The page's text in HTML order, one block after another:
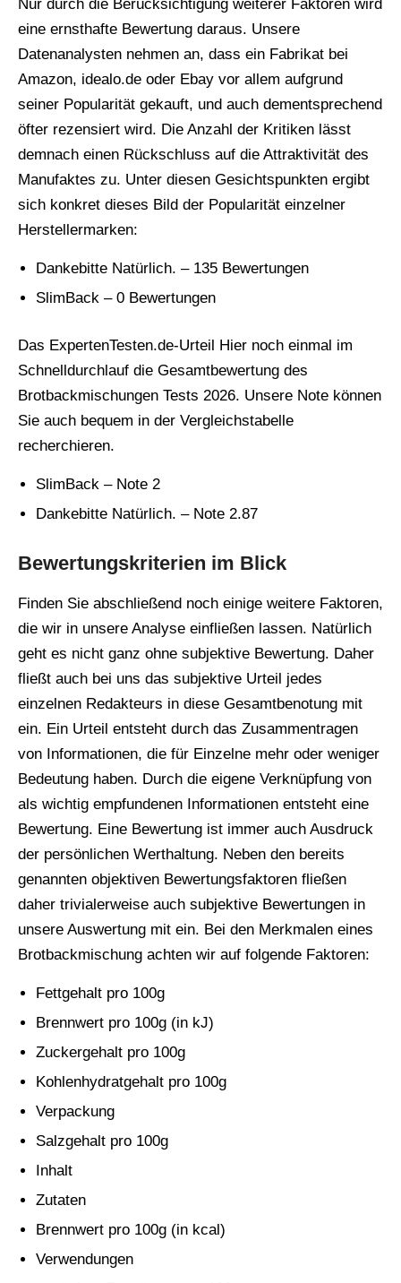
Nur durch die Berücksichtigung weiterer Faktoren wird
eine ernsthafte Bewertung daraus. Unsere
Datenanalysten nehmen an, dass ein Fabrikat bei
Amazon, idealo.de oder Ebay vor allem aufgrund
seiner Popularität gekauft, und auch dementsprechend
öfter rezensiert wird. Die Anzahl der Kritiken lässt
demnach einen Rückschluss auf die Attraktivität des
Manufaktes zu. Unter diesen Gesichtspunkten ergibt
sich konkret dieses Bild der Popularität einzelner
Herstellermarken:
Dankebitte Natürlich. – 135 Bewertungen
SlimBack – 0 Bewertungen
Das ExpertenTesten.de-Urteil Hier noch einmal im
Schnelldurchlauf die Gesamtbewertung des
Brotbackmischungen Tests 2026. Unsere Note können
Sie auch bequem in der Vergleichstabelle
recherchieren.
SlimBack – Note 2
Dankebitte Natürlich. – Note 2.87
Bewertungskriterien im Blick
Finden Sie abschließend noch einige weitere Faktoren,
die wir in unsere Analyse einfließen lassen. Natürlich
geht es nicht ganz ohne subjektive Bewertung. Daher
fließt auch bei uns das subjektive Urteil jedes
einzelnen Redakteurs in diese Gesamtbenotung mit
ein. Ein Urteil entsteht durch das Zusammentragen
von Informationen, die für Einzelne mehr oder weniger
Bedeutung haben. Durch die eigene Verknüpfung von
als wichtig empfundenen Informationen entsteht eine
Bewertung. Eine Bewertung ist immer auch Ausdruck
der persönlichen Werthaltung. Neben den bereits
genannten objektiven Bewertungsfaktoren fließen
daher trivialerweise auch subjektive Bewertungen in
unsere Auswertung mit ein. Bei den Merkmalen eines
Brotbackmischung achten wir auf folgende Faktoren:
Fettgehalt pro 100g
Brennwert pro 100g (in kJ)
Zuckergehalt pro 100g
Kohlenhydratgehalt pro 100g
Verpackung
Salzgehalt pro 100g
Inhalt
Zutaten
Brennwert pro 100g (in kcal)
Verwendungen